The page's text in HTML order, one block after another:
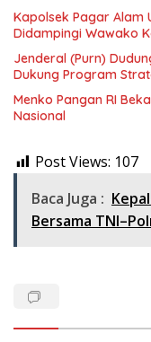
Kapolsek Pagar Alam
Didampingi Wawako
Jenderal (Purn)
Dukung Program
Menko Pangan RI
Nasional
Post Views: 107
Baca Juga :
Bersama